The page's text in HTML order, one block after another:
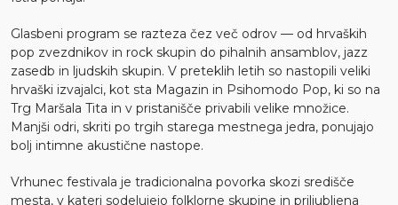
Glasbeni program se razteza čez več odrov — od hrvaških
pop zvezdnikov in rock skupin do pihalnih ansamblov, jazz
zasedb in ljudskih skupin. V preteklih letih so nastopili veliki
hrvaški izvajalci, kot sta Magazin in Psihomodo Pop, ki so na
Trg Maršala Tita in v pristanišče privabili velike množice.
Manjši odri, skriti po trgih starega mestnega jedra, ponujajo
bolj intimne akustične nastope.
Vrhunec festivala je tradicionalna povorka skozi središče
mesta, v kateri sodelujejo folklorne skupine in priljubljena